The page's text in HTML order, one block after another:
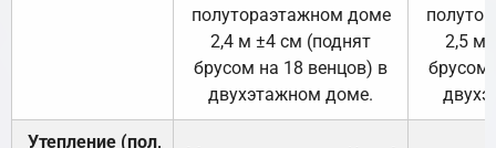
полутораэтажном доме
2,4 м ±4 см (поднят
брусом на 18 венцов) в
двухэтажном доме.
2,5 м
брусом
Утепление (пол,